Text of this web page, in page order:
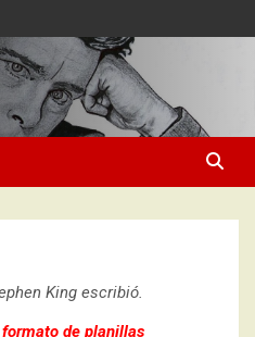
King escribió.
de planillas